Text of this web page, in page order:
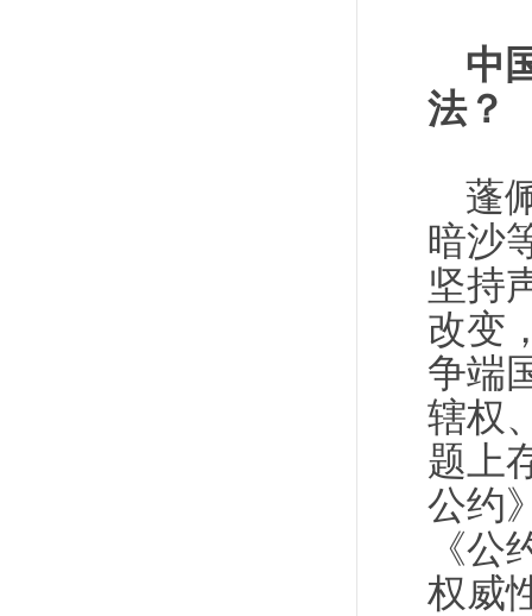
中
法？
蓬
暗沙
坚持
改变
争端
辖权
题上
公约
《
权威